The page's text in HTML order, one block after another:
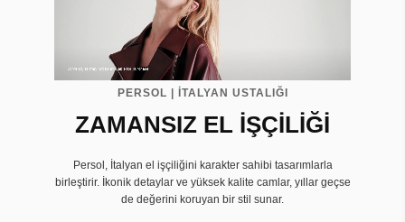
PERSOL | İTALYAN USTALIĞI
ZAMANSIZ EL İŞÇİLİĞİ
Persol, İtalyan el işçiliğini karakter sahibi tasarımlarla
birleştirir. İkonik detaylar ve yüksek kalite camlar, yıllar geçse
de değerini koruyan bir stil sunar.